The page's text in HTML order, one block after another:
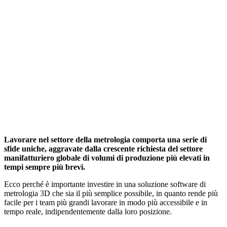
Lavorare nel settore della metrologia comporta una serie di
sfide uniche, aggravate dalla crescente richiesta del settore
manifatturiero globale di volumi di produzione più elevati in
tempi sempre più brevi.
Ecco perché è importante investire in una soluzione software di
metrologia 3D che sia il più semplice possibile, in quanto rende più
facile per i team più grandi lavorare in modo più accessibile e in
tempo reale, indipendentemente dalla loro posizione.